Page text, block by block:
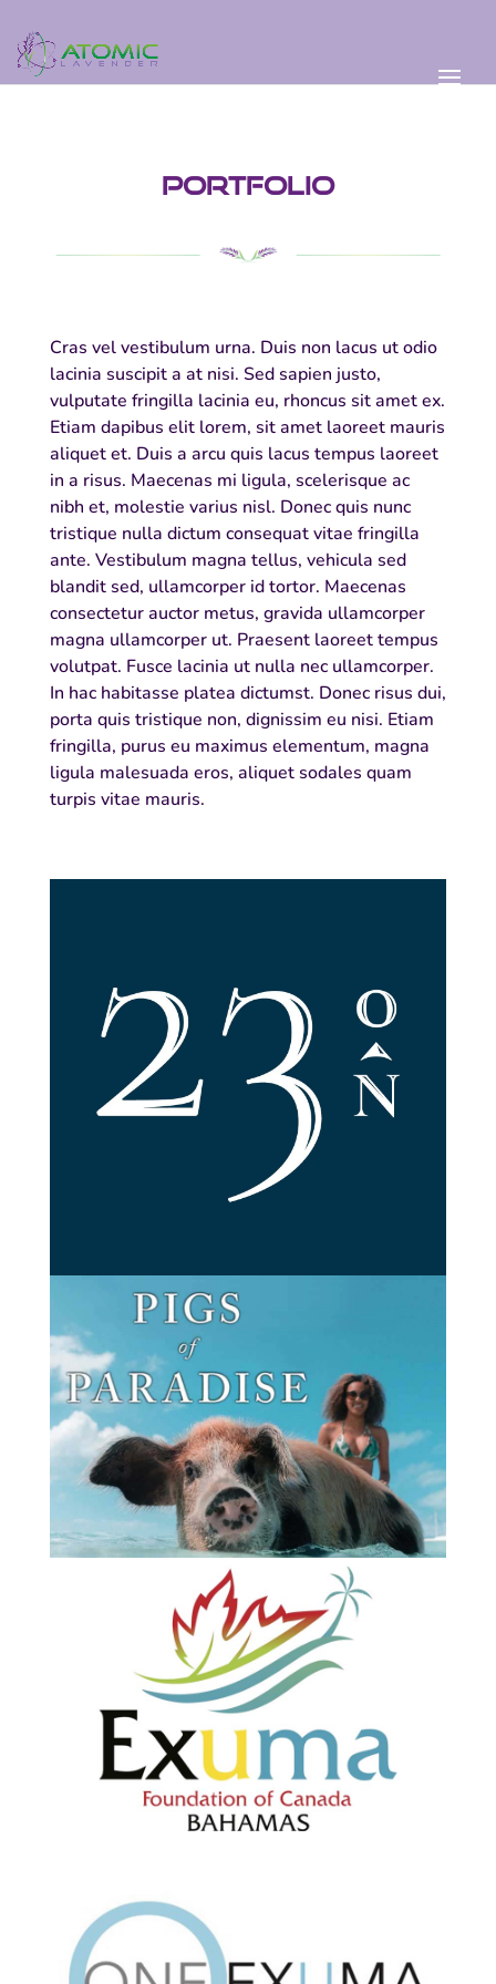
Portfolio
Cras vel vestibulum urna. Duis non lacus ut odio
lacinia suscipit a at nisi. Sed sapien justo,
vulputate fringilla lacinia eu, rhoncus sit amet ex.
Etiam dapibus elit lorem, sit amet laoreet mauris
aliquet et. Duis a arcu quis lacus tempus laoreet
in a risus. Maecenas mi ligula, scelerisque ac
nibh et, molestie varius nisl. Donec quis nunc
tristique nulla dictum consequat vitae fringilla
ante. Vestibulum magna tellus, vehicula sed
blandit sed, ullamcorper id tortor. Maecenas
consectetur auctor metus, gravida ullamcorper
magna ullamcorper ut. Praesent laoreet tempus
volutpat. Fusce lacinia ut nulla nec ullamcorper.
In hac habitasse platea dictumst. Donec risus dui,
porta quis tristique non, dignissim eu nisi. Etiam
fringilla, purus eu maximus elementum, magna
ligula malesuada eros, aliquet sodales quam
turpis vitae mauris.